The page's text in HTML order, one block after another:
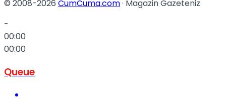
© 2008-2026 CumCuma.com· Magazin Gazeteniz
-
00:00
00:00
Queue